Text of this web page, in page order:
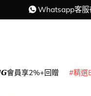
Whatsapp客服
員享2%+回贈 精選